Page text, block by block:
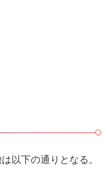
以下の通りとなる。